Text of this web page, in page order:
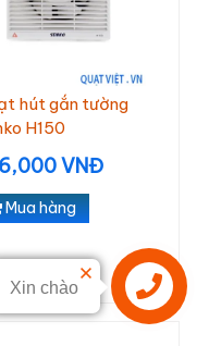
hút gắn tường
H150
VNĐ
Mua hàng
Xin chào